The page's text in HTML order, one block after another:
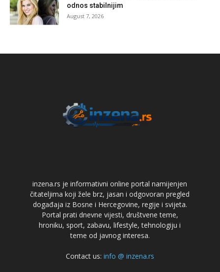
odnos stabilnijim
August 7, 2026
inzena.rs je informativni online portal namijenjen
čitateljima koji žele brz, jasan i odgovoran pregled
događaja iz Bosne i Hercegovine, regije i svijeta.
Portal prati dnevne vijesti, društvene teme,
hroniku, sport, zabavu, lifestyle, tehnologiju i
teme od javnog interesa.
Contact us: info @ inzena.rs